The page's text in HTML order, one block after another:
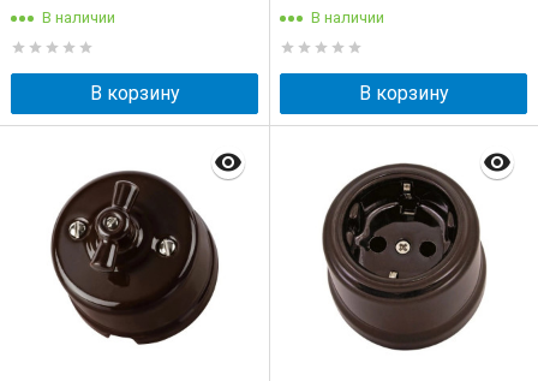
В наличии
В корзину
В наличии
В корзину